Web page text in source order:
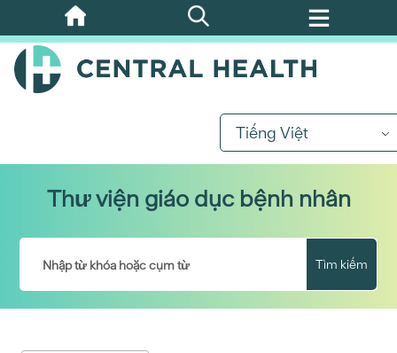
Bỏ
qua
nội
Tiếng Việt
Thư viện giáo dục bệnh nhân
Tìm kiếm